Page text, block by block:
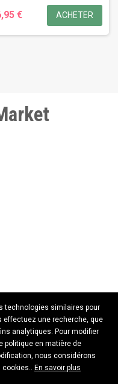
technologies similaires pour
effectuez une recherche, que
analytiques. Pour modifier
politique en matière de
nous considérons
En savoir plus
€ ACHETER